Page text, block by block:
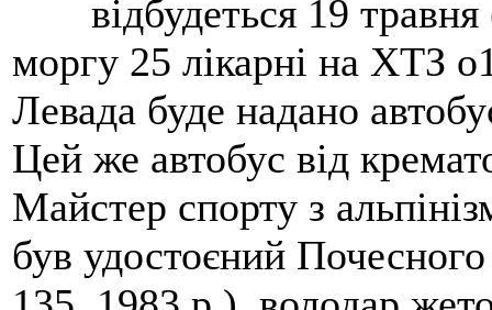
відбудеться 19
моргу 25 лікарні на ХТЗ
Левада буде надано
Цей же автобус від
Майстер спорту з
був удостоєний